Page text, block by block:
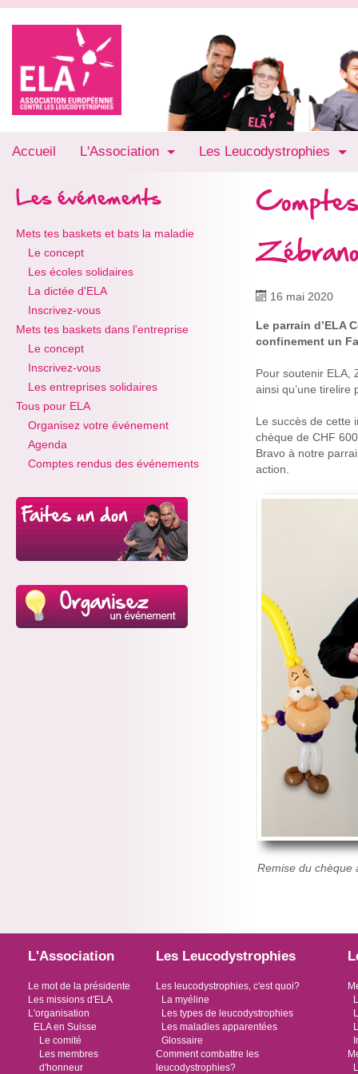
Accueil L'Association Les Leucodystrophies
Les événements
Mets tes baskets et bats la maladie
Le concept
Les écoles solidaires
La dictée d'ELA
Inscrivez-vous
Mets tes baskets dans l'entreprise
Le concept
Inscrivez-vous
Les entreprises solidaires
Tous pour ELA
Organisez votre événement
Agenda
Comptes rendus des événements
16 mai 2020
Le parrain d’ELA
confinement un
Pour soutenir ELA,
ainsi qu’une
Le succès de cette
chèque de CHF
Bravo à notre
action.
Remise du chèque
L'Association
Le mot de la présidente
Les missions d'ELA
L'organisation
ELA en Suisse
Le comité
Les membres
d'honneur
Les Leucodystrophies
Les leucodystrophies, c'est quoi?
La myéline
Les types de leucodystrophies
Les maladies apparentées
Glossaire
Comment combattre les
leucodystrophies?